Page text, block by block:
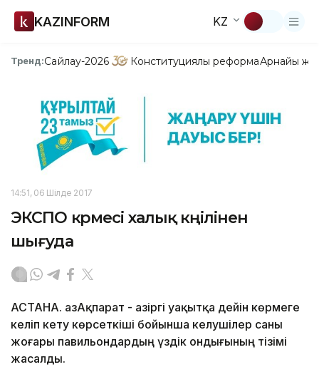
KAZINFORM KZ
Тренд:Сайлау-2026 Конституциялық реформаАрнайы
14:51, 06 Шілде 2017
ЭКСПО көрмесі халық көңілінен
шығуда
АСТАНА. ҚазАқпарат - Қазіргі уақытқа дейін көрмеге
келіп кету көрсеткіші бойынша келушілер саны
жоғары павильондардың үздік ондығының тізімі
жасалды.